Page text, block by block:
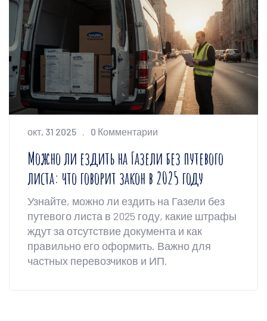
окт, 31 2025 0 Комментарии
Можно ли ездить на Газели без путевого
листа: что говорит закон в 2025 году
Узнайте, можно ли ездить на Газели без
путевого листа в 2025 году, какие штрафы
ждут за отсутствие документа и как
правильно его оформить. Важно для
частных перевозчиков и ИП.